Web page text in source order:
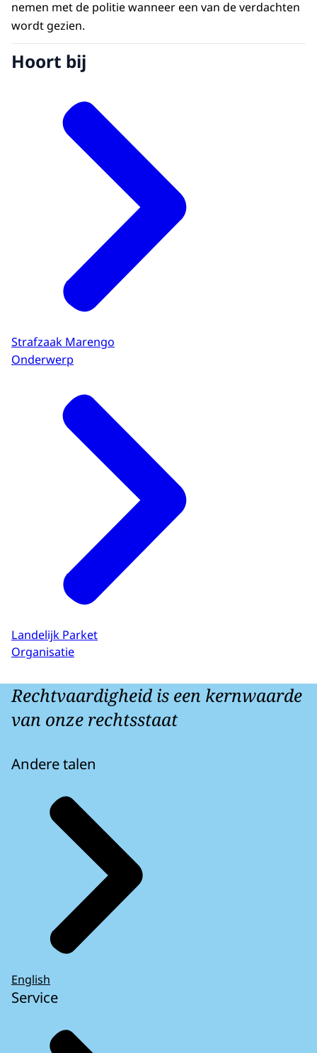
nemen met de politie wanneer een van de verdachten
wordt gezien.
Hoort bij
Strafzaak Marengo
Onderwerp
Landelijk Parket
Organisatie
Rechtvaardigheid is een kernwaarde
van onze rechtsstaat
Andere talen
English
Service